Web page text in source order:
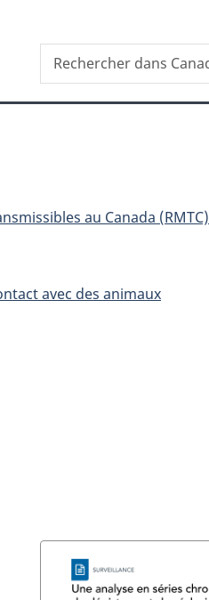
Recherche
Rechercher
dans
au Canada (RMTC)
avec des animaux